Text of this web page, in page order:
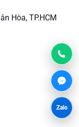
Hòa, TP.HCM
Zalo